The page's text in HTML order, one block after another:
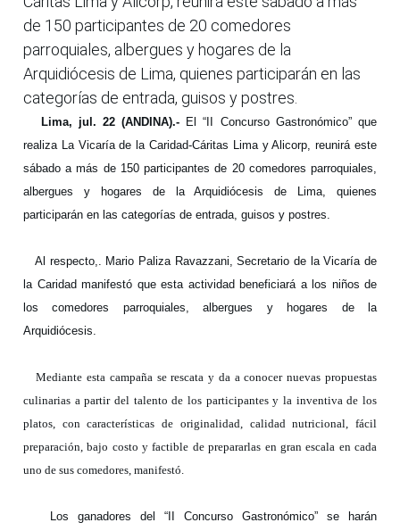
de 150 participantes de 20 comedores
parroquiales, albergues y hogares de la
Arquidiócesis de Lima, quienes participarán en las
categorías de entrada, guisos y postres.
Lima, jul. 22 (ANDINA).- El “II Concurso Gastronómico” que
realiza
La Vicaría de la Caridad-Cáritas Lima y Alicorp, reunirá este
sábado a más de 150 participantes de 20 comedores parroquiales,
albergues y hogares de la Arquidiócesis de Lima, quienes
participarán en las categorías de entrada, guisos y postres.
Al respecto,. Mario Paliza Ravazzani, Secretario de la Vicaría de
la Caridad manifestó que esta actividad beneficiará a los niños de
los comedores parroquiales, albergues y hogares de la
Arquidiócesis.
Mediante esta campaña serescatay da a conocer nuevas propuestas
culinarias a partir del talento de los participantes y la inventiva de los
platos, con características de originalidad, calidad nutricional, fácil
preparación, bajo costo y factible de prepararlas en gran escala en cada
uno de sus comedores, manifestó.
Los ganadores del “II Concurso Gastronómico” se harán